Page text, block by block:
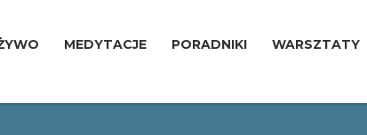
MEDYTACJE PORADNIKI WARSZTATY